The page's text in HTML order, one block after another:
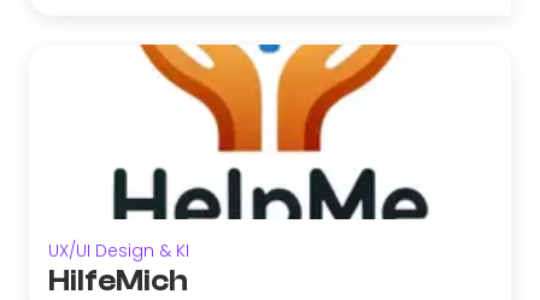
UX/UI Design & KI
HilfeMich